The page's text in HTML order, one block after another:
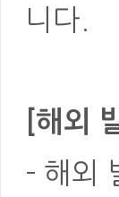
니다.
[해외
- 해외